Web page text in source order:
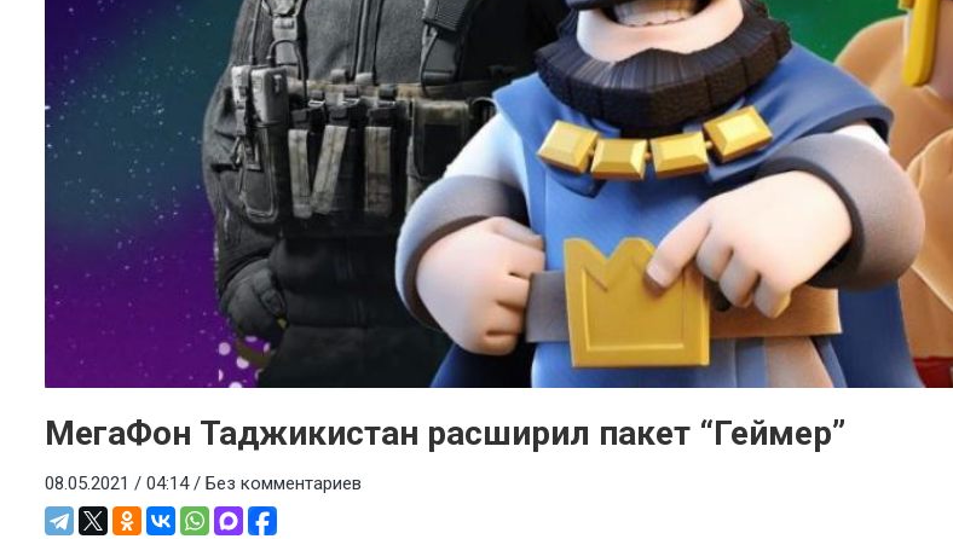
МегаФон Таджикистан расширил пакет “Геймер”
08.05.2021 / 04:14 / Без комментариев